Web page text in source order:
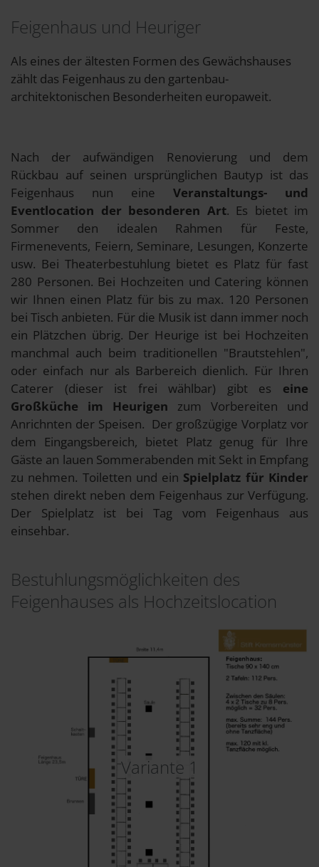
Feigenhaus und Heuriger
Als eines der ältesten Formen des Gewächshauses
zählt das Feigenhaus zu den gartenbau-
architektonischen Besonderheiten europaweit.
Nach der aufwändigen Renovierung und dem
Rückbau auf seinen ursprünglichen Bautyp ist das
Feigenhaus nun eine Veranstaltungs- und
Eventlocation der besonderen Art. Es bietet im
Sommer den idealen Rahmen für Feste,
Firmenevents, Feiern, Seminare, Lesungen, Konzerte
usw. Bei Theaterbestuhlung bietet es Platz für fast
280 Personen. Bei Hochzeiten und Catering können
wir Ihnen einen Platz für bis zu max. 120 Personen
bei Tisch anbieten. Für die Musik ist dann immer noch
ein Plätzchen übrig. Der Heurige ist bei Hochzeiten
manchmal auch beim traditionellen "Brautstehlen",
oder einfach nur als Barbereich dienlich. Für Ihren
Caterer (dieser ist frei wählbar) gibt es eine
Großküche im Heurigen zum Vorbereiten und
Anrichnten der Speisen. Der großzügige Vorplatz vor
dem Eingangsbereich, bietet Platz genug für Ihre
Gäste an lauen Sommerabenden mit Sekt in Empfang
zu nehmen. Toiletten und ein Spielplatz für Kinder
stehen direkt neben dem Feigenhaus zur Verfügung.
Der Spielplatz ist bei Tag vom Feigenhaus aus
einsehbar.
Bestuhlungsmöglichkeiten des
Feigenhauses als Hochzeitslocation
Variante 1